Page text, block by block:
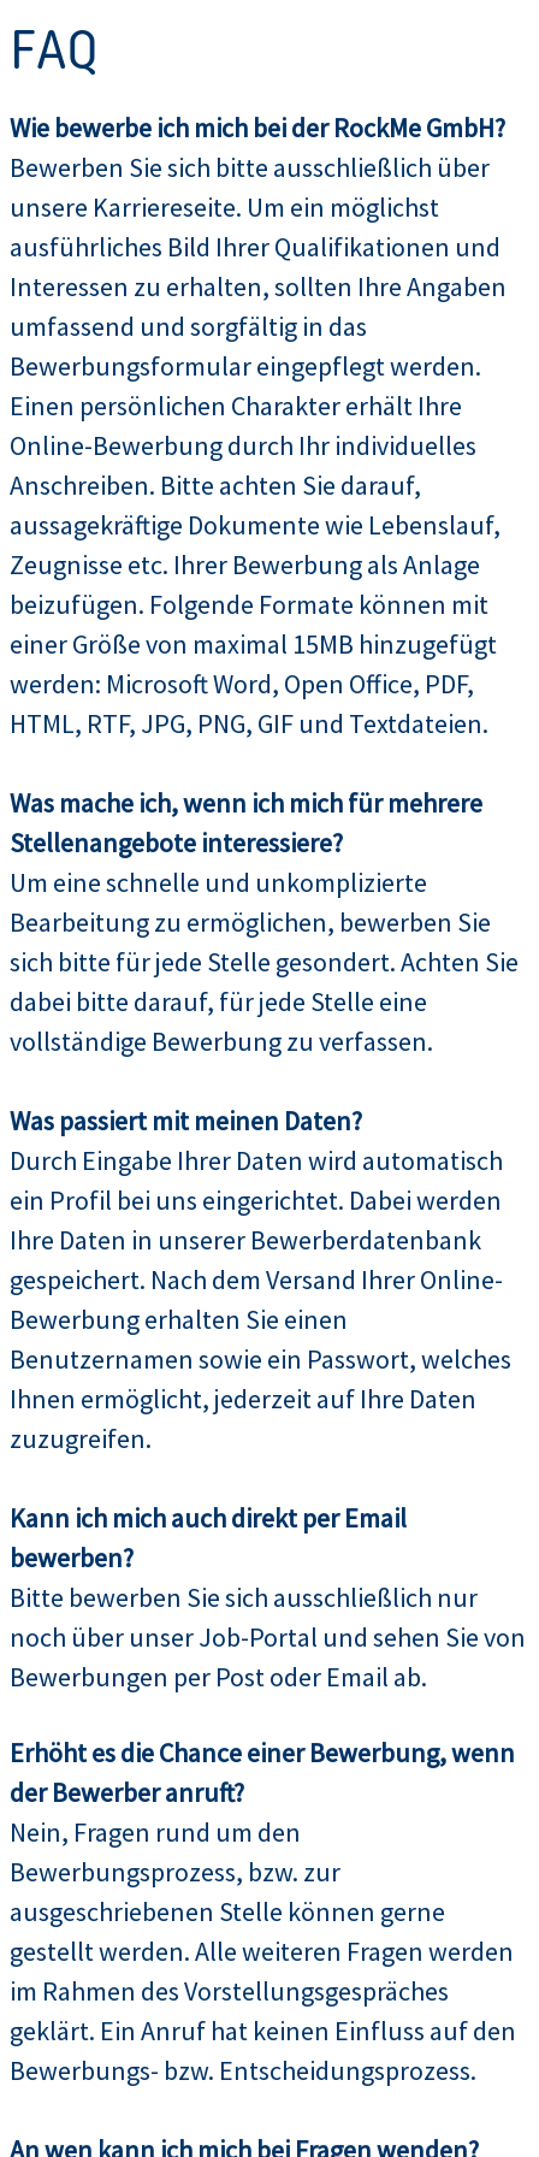
FAQ
Wie bewerbe ich mich bei der RockMe GmbH?
Bewerben Sie sich bitte ausschließlich über
unsere Karriereseite. Um ein möglichst
ausführliches Bild Ihrer Qualifikationen und
Interessen zu erhalten, sollten Ihre Angaben
umfassend und sorgfältig in das
Bewerbungsformular eingepflegt werden.
Einen persönlichen Charakter erhält Ihre
Online-Bewerbung durch Ihr individuelles
Anschreiben. Bitte achten Sie darauf,
aussagekräftige Dokumente wie Lebenslauf,
Zeugnisse etc. Ihrer Bewerbung als Anlage
beizufügen. Folgende Formate können mit
einer Größe von maximal 15MB hinzugefügt
werden: Microsoft Word, Open Office, PDF,
HTML, RTF, JPG, PNG, GIF und Textdateien.
Was mache ich, wenn ich mich für mehrere
Stellenangebote interessiere?
Um eine schnelle und unkomplizierte
Bearbeitung zu ermöglichen, bewerben Sie
sich bitte für jede Stelle gesondert. Achten Sie
dabei bitte darauf, für jede Stelle eine
vollständige Bewerbung zu verfassen.
Was passiert mit meinen Daten?
Durch Eingabe Ihrer Daten wird automatisch
ein Profil bei uns eingerichtet. Dabei werden
Ihre Daten in unserer Bewerberdatenbank
gespeichert. Nach dem Versand Ihrer Online-
Bewerbung erhalten Sie einen
Benutzernamen sowie ein Passwort, welches
Ihnen ermöglicht, jederzeit auf Ihre Daten
zuzugreifen.
Kann ich mich auch direkt per Email
bewerben?
Bitte bewerben Sie sich ausschließlich nur
noch über unser Job-Portal und sehen Sie von
Bewerbungen per Post oder Email ab.
Erhöht es die Chance einer Bewerbung, wenn
der Bewerber anruft?
Nein, Fragen rund um den
Bewerbungsprozess, bzw. zur
ausgeschriebenen Stelle können gerne
gestellt werden. Alle weiteren Fragen werden
im Rahmen des Vorstellungsgespräches
geklärt. Ein Anruf hat keinen Einfluss auf den
Bewerbungs- bzw. Entscheidungsprozess.
An wen kann ich mich bei Fragen wenden?